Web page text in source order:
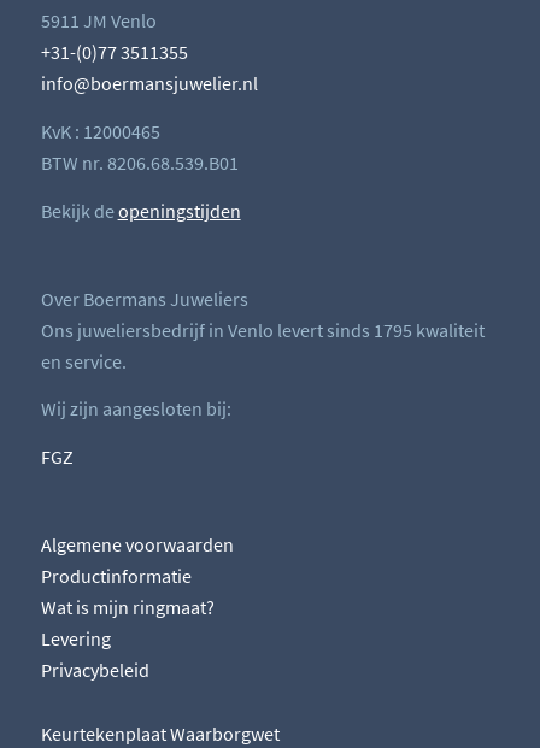
5911 JM Venlo
+31-(0)77 3511355
info@boermansjuwelier.nl
KvK : 12000465
BTW nr. 8206.68.539.B01
Bekijk deopeningstijden
Over Boermans Juweliers
Ons juweliersbedrijf in Venlo levert sinds 1795 kwaliteit
en service.
Wij zijn aangesloten bij:
FGZ
Algemene voorwaarden
Productinformatie
Wat is mijn ringmaat?
Levering
Privacybeleid
Keurtekenplaat Waarborgwet